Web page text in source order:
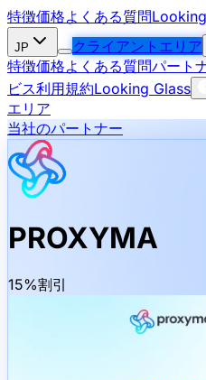
特徴価格よくある質問
JP クライアントエリア
特徴価格よくある質問パート
ビス利用規約Looking Glass
エリア
当社のパートナー
PROXYMA
15%割引